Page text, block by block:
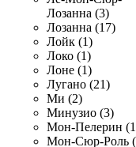
Лозанна (3)
Лозанна (17)
Лойк (1)
Локо (1)
Лоне (1)
Лугано (21)
Ми (2)
Минузио (3)
Мон-Пелерин
Мон-Сюр-Роль